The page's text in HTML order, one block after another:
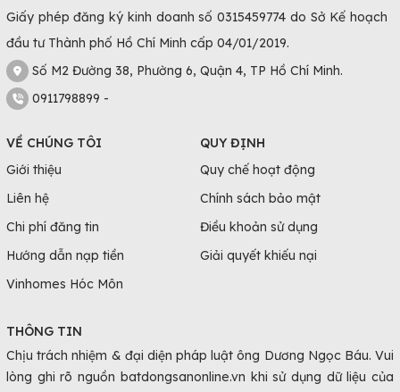
Giấy phép đăng ký kinh doanh số 0315459774 do Sở Kế hoạch
đầu tư Thành phố Hồ Chí Minh cấp 04/01/2019.
Số M2 Đường 38, Phường 6, Quận 4, TP Hồ Chí Minh.
0911798899 -
VỀ CHÚNG TÔI
Giới thiệu
Liên hệ
Chi phí đăng tin
Hướng dẫn nạp tiền
Vinhomes Hóc Môn
QUY ĐỊNH
Quy chế hoạt động
Chính sách bảo mật
Điều khoản sử dụng
Giải quyết khiếu nại
THÔNG TIN
Chịu trách nhiệm & đại diện pháp luật ông Dương Ngọc Báu. Vui
lòng ghi rõ nguồn batdongsanonline.vn khi sử dụng dữ liệu của